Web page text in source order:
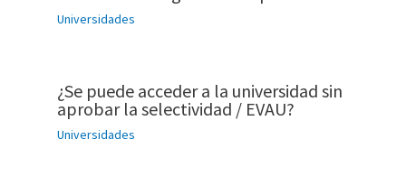
Universidades
¿Se puede acceder a la universidad sin
aprobar la selectividad / EVAU?
Universidades